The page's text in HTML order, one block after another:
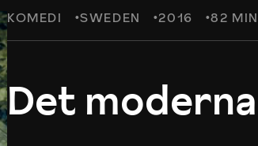
KOMEDI SWEDEN 2016 82 MIN
Det